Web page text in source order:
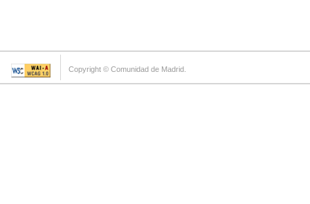
Copyright © Comunidad de Madrid.